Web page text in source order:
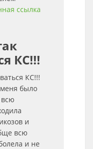
ссылка
КС!!!
КС!!!
меня было
и
всю
и не